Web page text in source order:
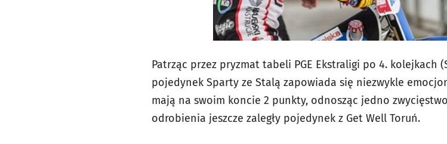
Patrząc przez pryzmat tabeli PGE Ekstraligi po 4. kolejkach
pojedynek Sparty ze Stalą zapowiada się niezwykle
mają na swoim koncie 2 punkty, odnosząc jedno
odrobienia jeszcze zaległy pojedynek z Get Well Toruń.